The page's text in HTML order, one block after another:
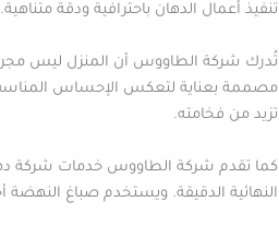
تنفيذ أعمال الدهان باحترافية ودقة متناهية.
تُدرك شركة الطاووس أن المنزل ليس
مصممة بعناية لتعكس الإحساس
تزيد من فخامته.
كما تقدم شركة الطاووس خدمات شركة
النهائية الدقيقة. ويستخدم صباغ